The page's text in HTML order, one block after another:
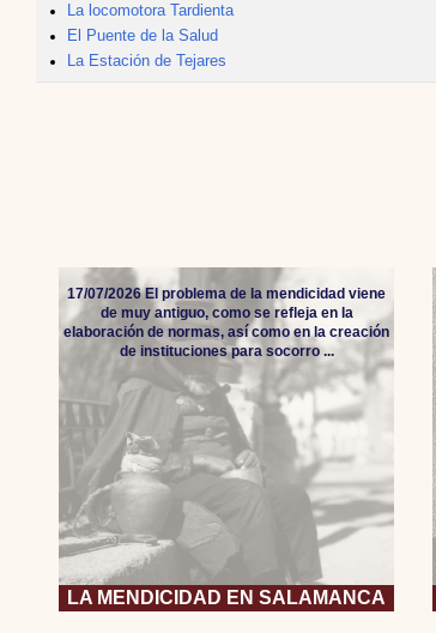
La locomotora Tardienta
El Puente de la Salud
La Estación de Tejares
LA MENDICIDAD EN SALAMANCA
17/07/2026 El problema de la mendicidad viene
de muy antiguo, como se refleja en la
elaboración de normas, así como en la creación
de instituciones para socorro ...